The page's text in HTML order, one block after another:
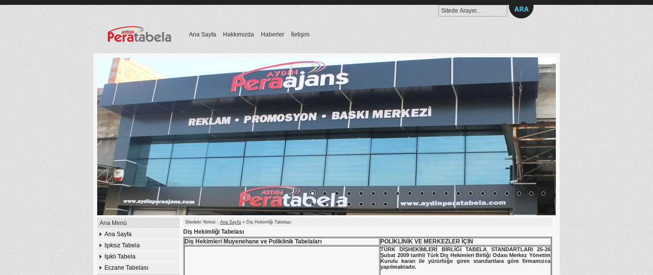
Ana Sayfa Hakkımızda Haberler İletişim
Ana Menü
Ana Sayfa
Işıksız Tabela
Işıklı Tabela
Eczane Tabelası
Sitedeki Yeriniz : Ana Sayfa » Diş Hekimliği Tabelası
Diş Hekimliği Tabelası
Diş Hekimleri Muyenehane ve Poliklinik Tabelaları
POLİKLİNİK VE MERKEZLER İÇİN
TÜRK DİŞHEKİMLERİ BİRLİĞİ TABELA STANDARTLARI 25-26
Şubat 2009 tarihli Türk Diş Hekimleri Birliği Odası Merkez Yönetim
Kurulu kararı ile yürürlüğe giren standartlara göre firmamızca
yapılmaktadır.